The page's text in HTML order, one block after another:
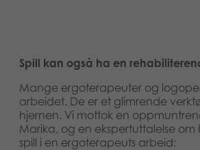
Spill kan også ha en
Mange ergoterapeuter og
arbeidet. De er et glimrende
hjernen. Vi mottok en
Marika, og en ekspertuttalelse
spill i en ergoterapeuts arbeid: